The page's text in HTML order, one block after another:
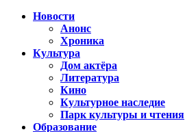
Новости
Анонс
Хроника
Культура
Дом актёра
Литература
Кино
Культурное наследие
Парк культуры и чтения
Образование